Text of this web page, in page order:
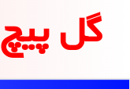
گل پیچ